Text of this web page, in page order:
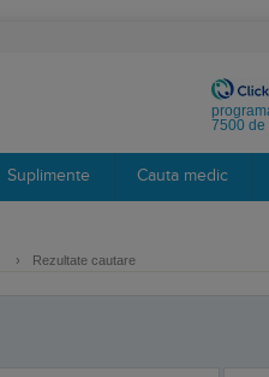
7500 de
Suplimente Cauta medic
› Rezultate cautare